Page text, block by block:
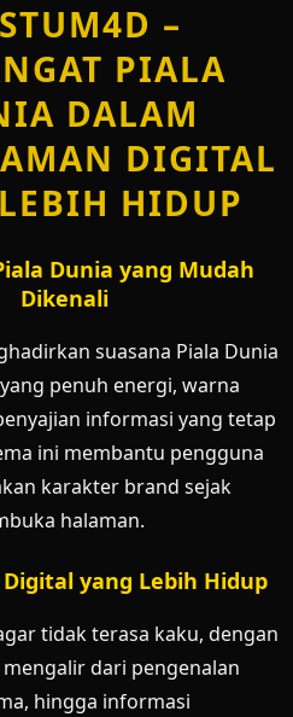
–
PIALA
DALAM
DIGITAL
HIDUP
Dunia yang Mudah
Dikenali
suasana Piala Dunia
penuh energi, warna
informasi yang tetap
ini membantu pengguna
karakter brand sejak
halaman.
yang Lebih Hidup
tidak terasa kaku, dengan
dari pengenalan
hingga informasi